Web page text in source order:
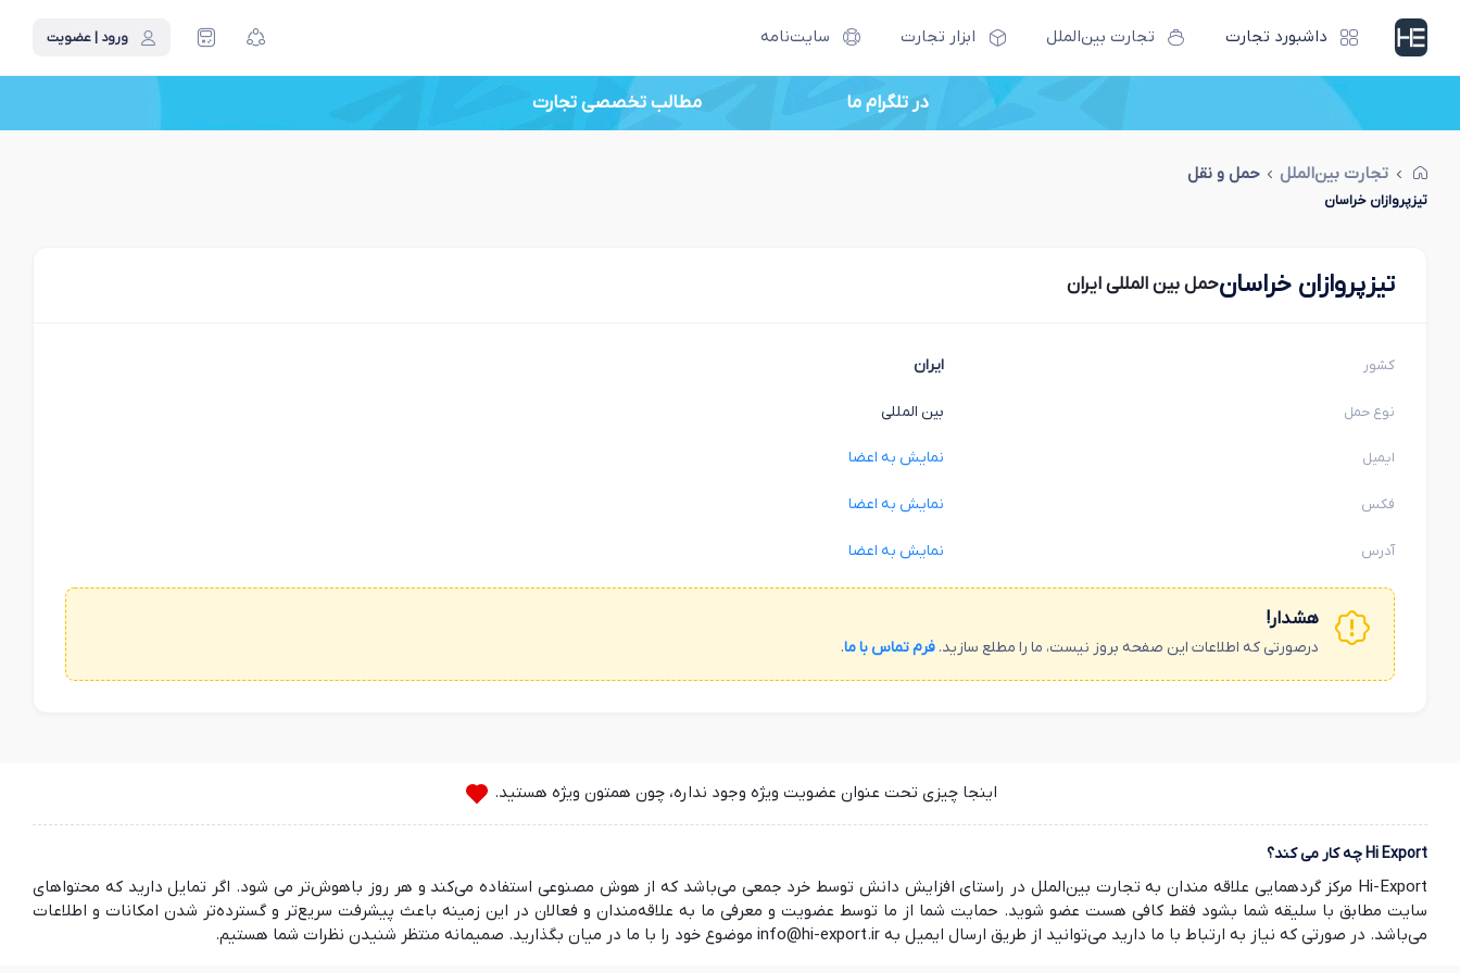
داشبورد تجارت تجارت بین‌الملل ابزار تجارت سایت‌نامه ورود | عضویت
در تلگرام ما مطالب تخصصی تجارت
تجارت بین‌الملل حمل و نقل
تیزپروازان خراسان
تیزپروازان خراسانحمل بین المللی ایران
کشور ایران
نوع حمل بین المللی
ایمیل نمایش به اعضا
فکس نمایش به اعضا
آدرس نمایش به اعضا
هشدار!
درصورتی که اطلاعات این صفحه بروز نیست، ما را مطلع سازید. فرم تماس با ما.
اینجا چیزی تحت عنوان عضویت ویژه وجود نداره، چون همتون ویژه هستید.
Hi Export چه کار می کند؟
Hi-Export مرکز گردهمایی علاقه مندان به تجارت بین‌الملل در راستای افزایش دانش توسط خرد جمعی می‌باشد که از هوش مصنوعی استفاده می‌کند و هر روز باهوش‌تر می شود. اگر تمایل دارید که محتواهای
سایت مطابق با سلیقه شما بشود فقط کافی هست عضو شوید. حمایت شما از ما توسط عضویت و معرفی ما به علاقه‌مندان و فعالان در این زمینه باعث پیشرفت سریع‌تر و گسترده‌تر شدن امکانات و اطلاعات
می‌باشد. در صورتی که نیاز به ارتباط با ما دارید می‌توانید از طریق ارسال ایمیل به info@hi-export.ir موضوع خود را با ما در میان بگذارید. صمیمانه منتظر شنیدن نظرات شما هستیم.